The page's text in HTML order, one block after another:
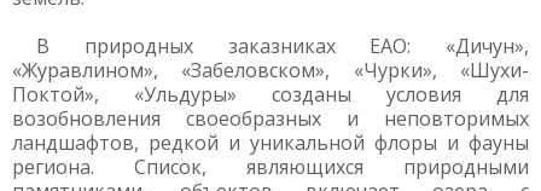
В природных заказниках ЕАО: «Дичун»,
«Журавлином», «Забеловском», «Чурки», «Шухи-
Поктой», «Ульдуры» созданы условия для
возобновления своеобразных и неповторимых
ландшафтов, редкой и уникальной флоры и фауны
региона. Список, являющихся природными